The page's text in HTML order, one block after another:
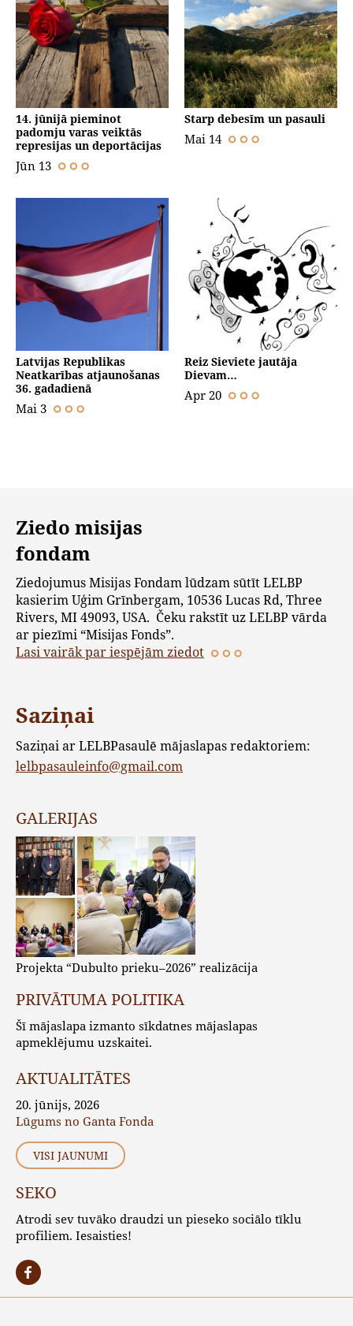
14. jūnijā pieminot
padomju varas veiktās
represijas un deportācijas
Jūn 13
Starp debesīm un pasauli
Mai 14
Latvijas Republikas
Neatkarības atjaunošanas
36. gadadienā
Mai 3
Reiz Sieviete jautāja
Dievam…
Apr 20
Ziedo misijas
fondam
Ziedojumus Misijas Fondam lūdzam sūtīt LELBP
kasierim Uģim Grīnbergam, 10536 Lucas Rd, Three
Rivers, MI 49093, USA. Čeku rakstīt uz LELBP vārda
ar piezīmi “Misijas Fonds”.
Lasi vairāk par iespējām ziedot
Saziņai
Saziņai ar LELBPasaulē mājaslapas redaktoriem:
lelbpasauleinfo@gmail.com
GALERIJAS
Projekta “Dubulto prieku–2026” realizācija
PRIVĀTUMA POLITIKA
Šī mājaslapa izmanto sīkdatnes mājaslapas
apmeklējumu uzskaitei.
AKTUALITĀTES
20. jūnijs, 2026
Lūgums no Ganta Fonda
VISI JAUNUMI
SEKO
Atrodi sev tuvāko draudzi un pieseko sociālo tīklu
profiliem. Iesaisties!